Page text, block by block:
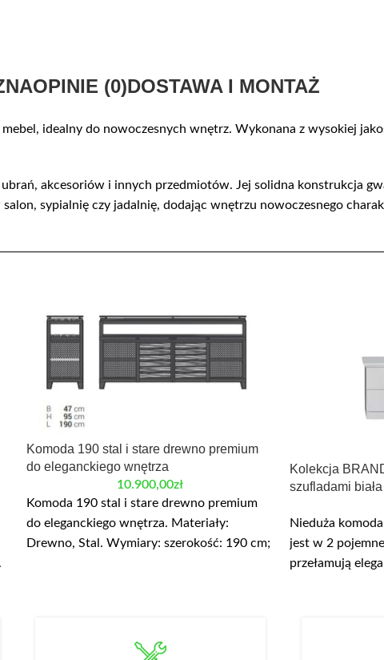
OPINIE (0)DOSTAWA I MONTAŻ
idealny do nowoczesnych wnętrz. Wykonana z wysokiej
akcesoriów i innych przedmiotów. Jej solidna konstrukcja
sypialnię czy jadalnię, dodając wnętrzu nowoczesnego
Komoda 190 stal i stare drewno premium
do eleganckiego wnętrza
10.900,00zł
Komoda 190 stal i stare drewno premium
do eleganckiego wnętrza. Materiały:
Drewno, Stal. Wymiary: szerokość: 190 cm;
zjawiskowej stylistyce samego mebla
Kolekcja
szufladami biała
Nieduża
jest w 2
przełamują
Szerokość: 81